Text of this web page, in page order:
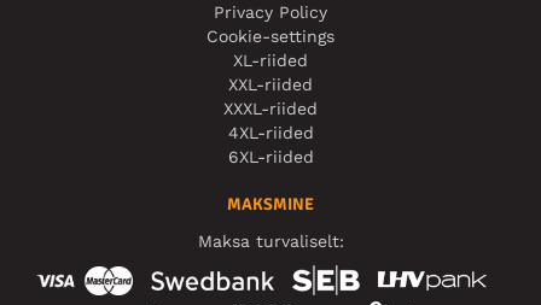
Privacy Policy
Cookie-settings
XL-riided
XXL-riided
XXXL-riided
4XL-riided
6XL-riided
MAKSMINE
Maksa turvaliselt: